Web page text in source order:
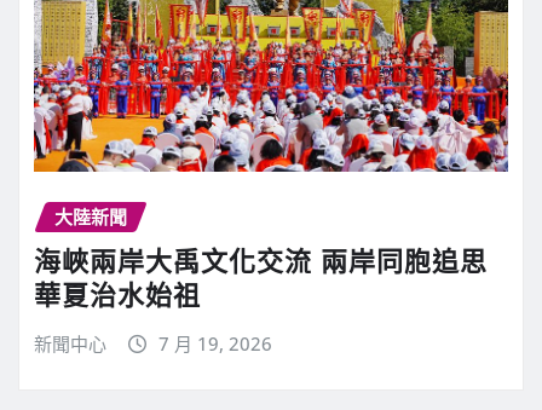
大陸新聞
海峽兩岸大禹文化交流 兩岸同胞追思
華夏治水始祖
新聞中心 7 月 19, 2026